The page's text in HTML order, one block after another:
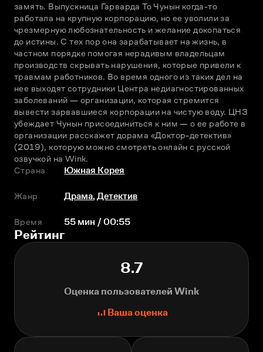
замять. Выпускница Гарварда То Чунын когда-то
работала на крупную корпорацию, но ее уволили за
чрезмерную любознательность и желание докопаться
до истины. С тех пор она зарабатывает на жизнь, в
частном порядке помогая нерадивым владельцам
производств скрывать нарушения, которые привели к
травмам работников. Во время одного из таких дел на
нее выходят сотрудники Центра недиагностированных
заболеваний — организации, которая стремится
вывести зарвавшиеся корпорации на чистую воду. ЦНЗ
убеждает Чунын присоединиться к ним — о ее работе в
организации расскажет дорама «Доктор-детектив»
(2019), которую можно смотреть онлайн с русской
озвучкой на Wink.
Страна
Южная Корея
Жанр Драма,Детектив
Время 55 мин / 00:55
Рейтинг
8.7
Оценка пользователей Wink
Ваша оценка